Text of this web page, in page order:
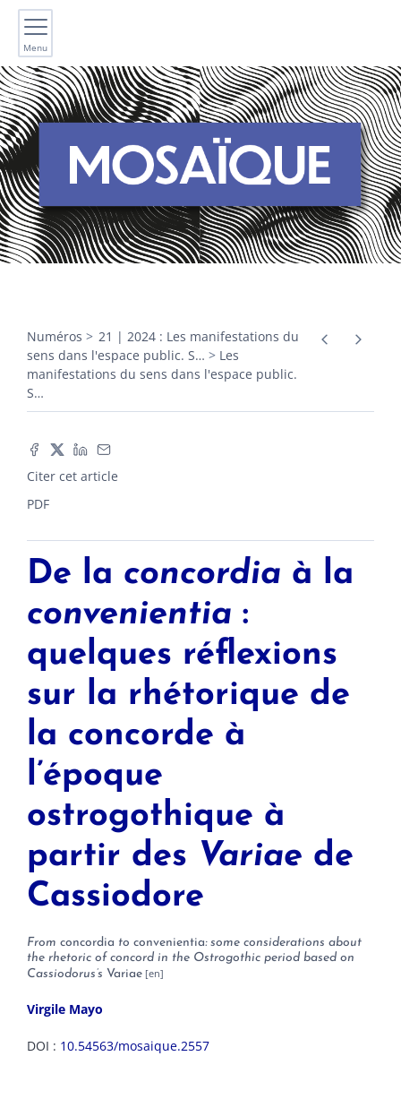
Menu
Numéros
21 | 2024 : Les manifestations du
sens dans l'espace public. S…
Les
manifestations du sens dans l'espace public.
S…
Citer cet article
PDF
De la concordia à la
convenientia :
quelques réflexions
sur la rhétorique de
la concorde à
l’époque
ostrogothique à
partir des Variae de
Cassiodore
From concordia to convenientia: some considerations about
the rhetoric of concord in the Ostrogothic period based on
Cassiodorus’s Variae
Virgile Mayo
DOI : 10.54563/mosaique.2557